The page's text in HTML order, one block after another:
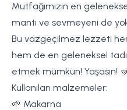
Mutfağımızın en
mantı ve sevmeyeni de
Bu vazgeçilmez lezzeti
hem de en geleneksel
etmek mümkün! Yaşasın!
Kullanılan malzemeler:
🌱 Makarna